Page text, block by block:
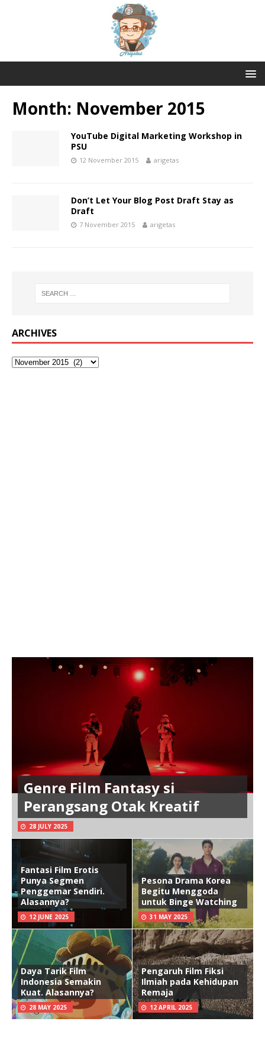
Month: November 2015
YouTube Digital Marketing Workshop in
PSU
12 November 2015 arigetas
Don’t Let Your Blog Post Draft Stay as
Draft
7 November 2015 arigetas
ARCHIVES
Genre Film Fantasy si
Perangsang Otak Kreatif
28 JULY 2025
Fantasi Film Erotis
Punya Segmen
Penggemar Sendiri.
Alasannya?
12 JUNE 2025
Pesona Drama Korea
Begitu Menggoda
untuk Binge Watching
31 MAY 2025
Daya Tarik Film
Indonesia Semakin
Kuat. Alasannya?
28 MAY 2025
Pengaruh Film Fiksi
Ilmiah pada Kehidupan
Remaja
12 APRIL 2025